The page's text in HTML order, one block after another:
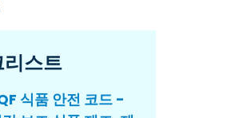
스트
식품 안전 코드 -